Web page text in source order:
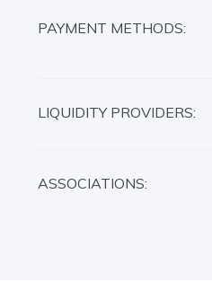
PAYMENT METHODS:
LIQUIDITY PROVIDERS:
ASSOCIATIONS: